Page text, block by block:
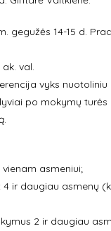
gegužės 14-15 d.
ak. val.
vyks nuotoliniu
po mokymų turės
asmeniui;
ir daugiau asmenų
2 ir daugiau